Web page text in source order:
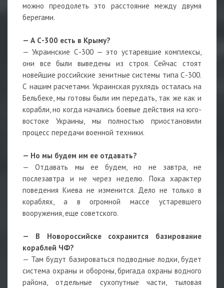
можно преодолеть это расстояние между двумя
берегами.
— А С-300 есть в Крыму?
— Украинские С-300 — это устаревшие комплексы,
они все были выведены из строя. Сейчас стоят
новейшие российские зенитные системы типа С-300.
С нашим расчетами. Украинская рухлядь осталась на
Бельбеке, мы готовы были им передать, так же как и
корабли, но когда начались боевые действия на юго-
востоке Украины, мы полностью приостановили
процесс передачи военной техники.
— Но мы будем им ее отдавать?
— Отдавать мы ее будем, но не завтра, не
послезавтра и не через неделю. Пока характер
поведения Киева не изменится. Дело не только в
кораблях, а в огромной массе устаревшего
вооружения, еще советского.
— В Новороссийске сохранится базирование
кораблей ЧФ?
— Там будут базироваться подводные лодки, будет
система охраны и обороны, бригада охраны водного
района, отдельные сухопутные части, тыловая